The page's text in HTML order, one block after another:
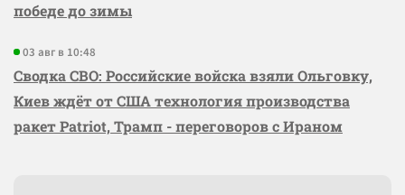
победе до зимы
03 авг в 10:48
Сводка СВО: Российские войска взяли Ольговку,
Киев ждёт от США технология производства
ракет Patriot, Трамп - переговоров с Ираном